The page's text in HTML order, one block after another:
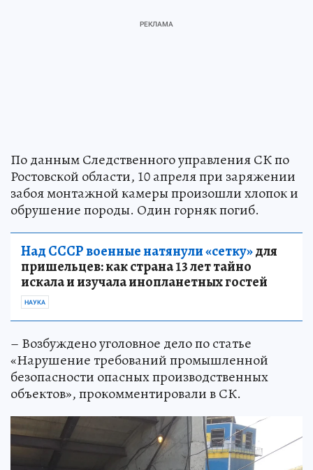
По данным Следственного управления СК по
Ростовской области, 10 апреля при заряжении
забоя монтажной камеры произошли хлопок и
обрушение породы. Один горняк погиб.
Над СССР военные натянули «сетку»для
пришельцев: как страна 13 лет тайно
искала и изучала инопланетных гостей
НАУКА
– Возбуждено уголовное дело по статье
«Нарушение требований промышленной
безопасности опасных производственных
объектов», прокомментировали в СК.